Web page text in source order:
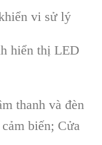
vi sử lý
hiển thị LED
thanh và đèn
biến; Cửa